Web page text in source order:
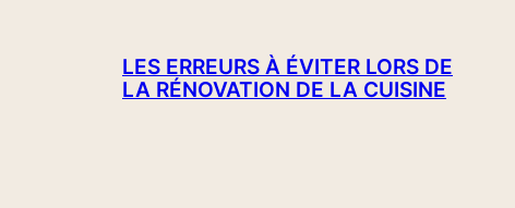
LES ERREURS À ÉVITER LORS DE
LA RÉNOVATION DE LA CUISINE